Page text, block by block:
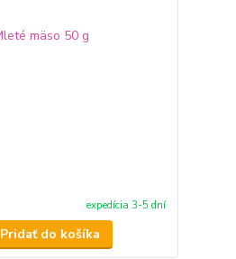
expedícia 3-5 dní
Pridať do košíka